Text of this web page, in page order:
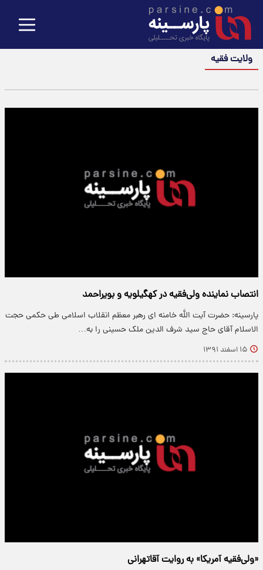
ولایت فقیه
انتصاب نماینده ولی‌فقیه در کهگیلویه و بویراحمد
پارسینه: حضرت آیت الله خامنه ای رهبر معظم انقلاب اسلامی طی حکمی حجت
الاسلام آقای حاج سید شرف الدین ملک حسینی را به…
۱۵ اسفند ۱۳۹۱
«ولی‌فقیه آمریکا» به روایت آقاتهرانی